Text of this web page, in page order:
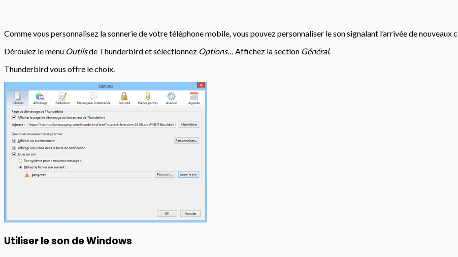
Comme vous personnalisez la sonnerie de votre téléphone mobile, vous pouvez personnaliser le son signalant l’arrivée de
Déroulez le menu Outilsde Thunderbird et sélectionnez Options… Affichez la section Général.
Thunderbird vous offre le choix.
Utiliser le son de Windows